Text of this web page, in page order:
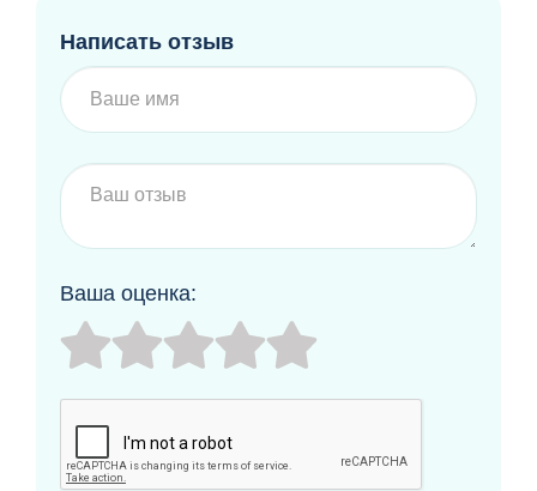
Написать отзыв
Ваша оценка: